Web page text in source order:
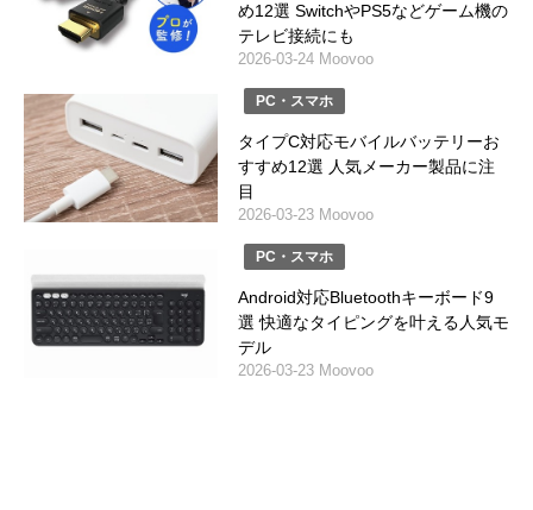
め12選 SwitchやPS5などゲーム機の
テレビ接続にも
2026-03-24 Moovoo
PC・スマホ
タイプC対応モバイルバッテリーお
すすめ12選 人気メーカー製品に注
目
2026-03-23 Moovoo
PC・スマホ
Android対応Bluetoothキーボード9
選 快適なタイピングを叶える人気モ
デル
2026-03-23 Moovoo